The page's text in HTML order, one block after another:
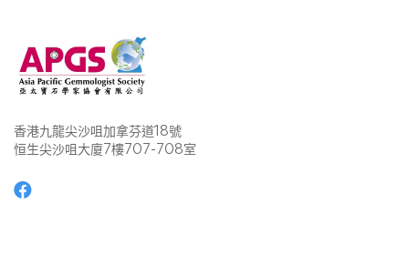
香港九龍尖沙咀加拿芬道18號
恒生尖沙咀大廈7樓707-708室